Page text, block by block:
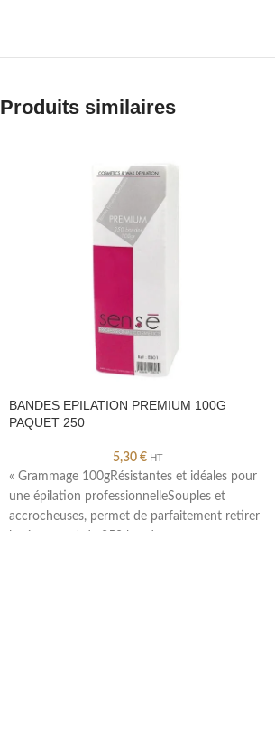
Produits similaires
BANDES EPILATION PREMIUM 100G
PAQUET 250
5,30 € HT
« Grammage 100gRésistantes et idéales pour
une épilation professionnelleSouples et
accrocheuses, permet de parfaitement retirer